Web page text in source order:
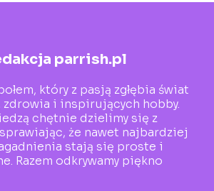
parrish.pl
który z pasją zgłębia świat
zdrowia i inspirujących hobby.
chętnie dzielimy się z
że nawet najbardziej
stają się proste i
Razem odkrywamy piękno